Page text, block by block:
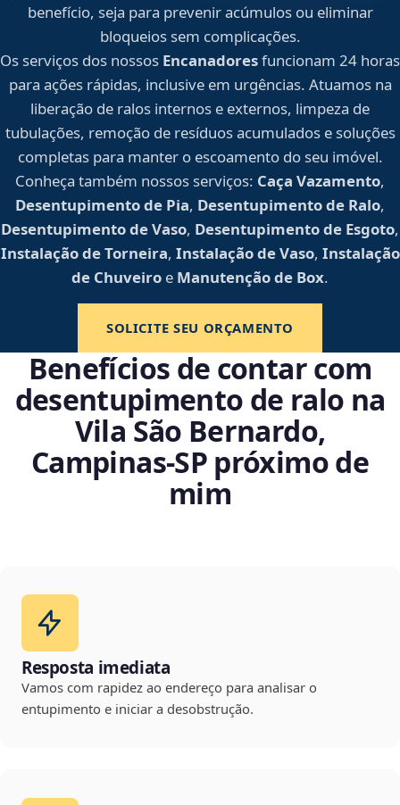
benefício, seja para prevenir acúmulos ou eliminar
bloqueios sem complicações.
Os serviços dos nossos Encanadoresfuncionam 24 horas
para ações rápidas, inclusive em urgências. Atuamos na
liberação de ralos internos e externos, limpeza de
tubulações, remoção de resíduos acumulados e soluções
completas para manter o escoamento do seu imóvel.
Conheça também nossos serviços: Caça Vazamento,
Desentupimento de Pia, Desentupimento de Ralo,
Desentupimento de Vaso, Desentupimento de Esgoto,
Instalação de Torneira, Instalação de Vaso, Instalação
de Chuveiro e Manutenção de Box.
SOLICITE SEU ORÇAMENTO
Benefícios de contar com
desentupimento de ralo na
Vila São Bernardo,
Campinas‑SP próximo de
mim
Resposta imediata
Vamos com rapidez ao endereço para analisar o
entupimento e iniciar a desobstrução.